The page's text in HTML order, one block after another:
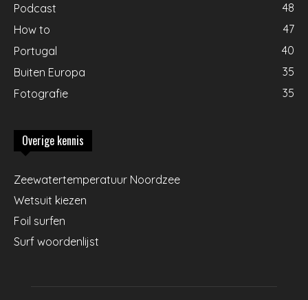
Podcast
48
How to
47
Portugal
40
Buiten Europa
35
Fotografie
35
Overige kennis
Zeewatertemperatuur Noordzee
Wetsuit kiezen
Foil surfen
Surf woordenlijst